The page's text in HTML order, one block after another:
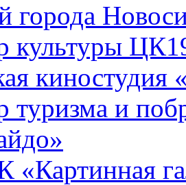
города
культуры
киностудия
туризма и